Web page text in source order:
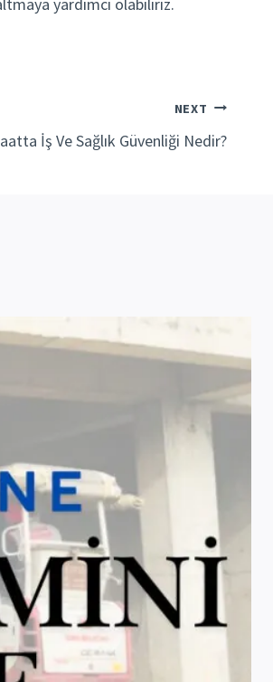
NEXT
İş Ve Sağlık Güvenliği Nedir?